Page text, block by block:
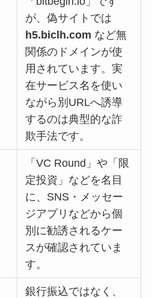
が、偽サイトでは
h5.biclh.com など無
関係のドメインが使
用されています。実
在サービス名を使い
ながら別URLへ誘導
するのは典型的な詐
欺手法です。
「VC Round」や「限
定投資」などを名目
に、SNS・メッセー
ジアプリなどから個
別に勧誘されるケー
スが確認されていま
す。
銀行振込ではなく、